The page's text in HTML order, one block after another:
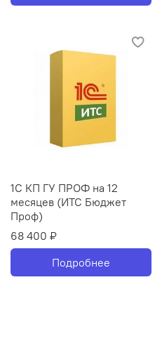
1С КП ГУ ПРОФ на 12
месяцев (ИТС Бюджет
Проф)
68 400 ₽
Подробнее